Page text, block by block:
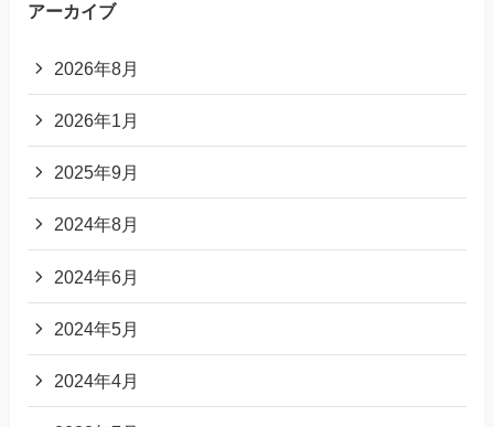
アーカイブ
2026年8月
2026年1月
2025年9月
2024年8月
2024年6月
2024年5月
2024年4月